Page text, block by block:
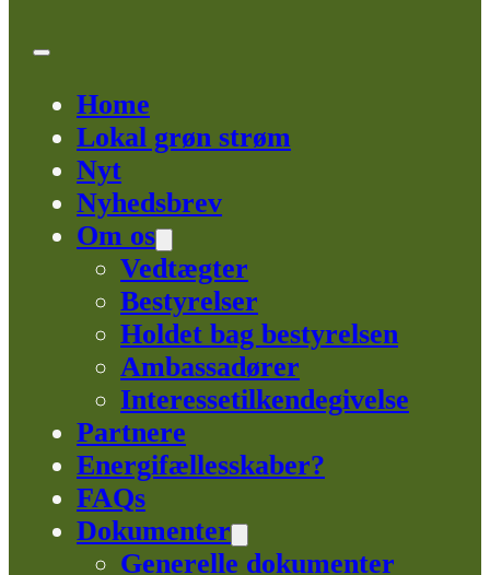
Home
Lokal grøn strøm
Nyt
Nyhedsbrev
Om os
Vedtægter
Bestyrelser
Holdet bag bestyrelsen
Ambassadører
Interessetilkendegivelse
Partnere
Energifællesskaber?
FAQs
Dokumenter
Generelle dokumenter